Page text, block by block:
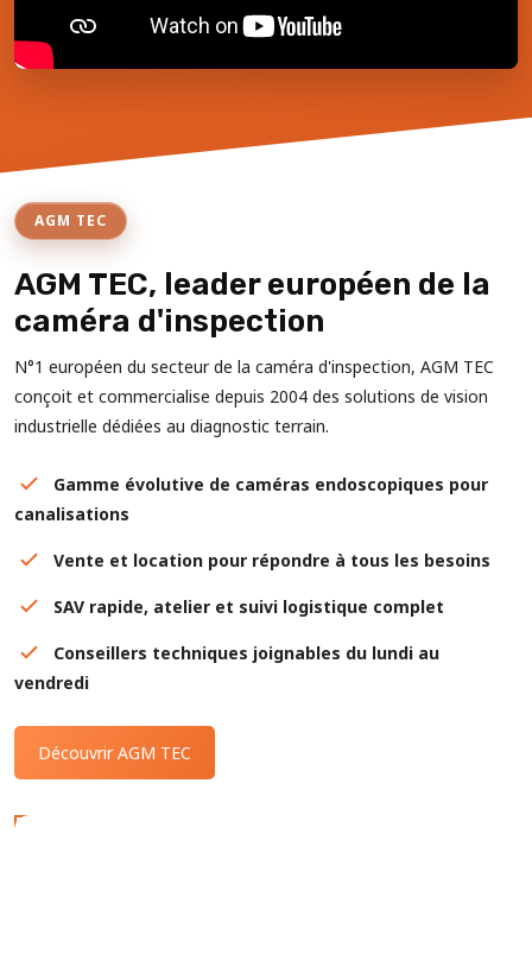
AGM TEC
AGM TEC, leader européen de la
caméra d'inspection
N°1 européen du secteur de la caméra d'inspection, AGM TEC
conçoit et commercialise depuis 2004 des solutions de vision
industrielle dédiées au diagnostic terrain.
Gamme évolutive de caméras endoscopiques pour
canalisations
Vente et location pour répondre à tous les besoins
SAV rapide, atelier et suivi logistique complet
Conseillers techniques joignables du lundi au
vendredi
Découvrir AGM TEC